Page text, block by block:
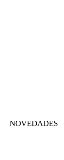
NOVEDADES